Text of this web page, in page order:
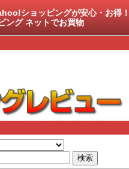
ショッピングが安心・お得
ング ネットでお買物